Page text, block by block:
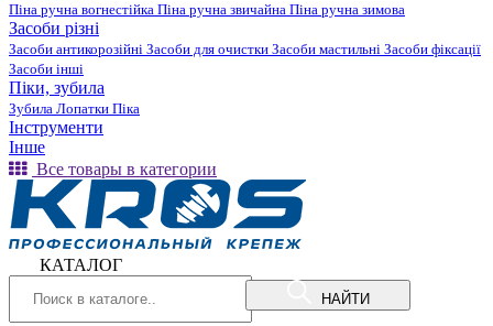
Піна ручна вогнестійка Піна ручна звичайна Піна ручна зимова
Засоби різні
Засоби антикорозійні Засоби для очистки Засоби мастильні Засоби фіксації
Засоби інші
Піки, зубила
Зубила Лопатки Піка
Інструменти
Інше
Все товары в категории
КАТАЛОГ
НАЙТИ